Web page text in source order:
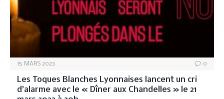
15 MARS 2023 0
Les Toques Blanches Lyonnaises lancent un cri
d’alarme avec le « Dîner aux Chandelles » le 21